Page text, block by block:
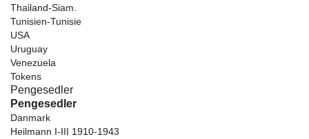
Thailand-Siam.
Tunisien-Tunisie
USA
Uruguay
Venezuela
Tokens
Pengesedler
Pengesedler
Danmark
Heilmann I-III 1910-1943